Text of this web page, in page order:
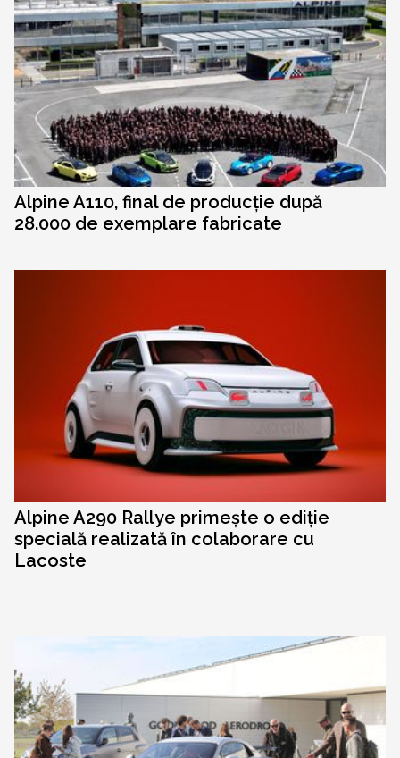
Alpine A110, final de producție după
28.000 de exemplare fabricate
Alpine A290 Rallye primește o ediție
specială realizată în colaborare cu
Lacoste